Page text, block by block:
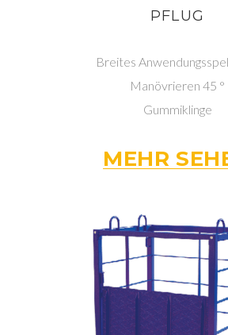
PFLUG
Breites
Manövrieren 45 °
Gummiklinge
MEHR